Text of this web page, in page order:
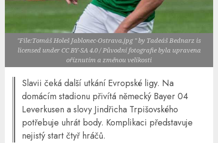
"File:Tomáš Holeš Jablonec-Ostrava.jpg " by Tadeáš Bednarz is
licensed under CC BY-SA 4.0 / Původní fotografie byla upravena
oříznutím a změnou velikosti
Slavii čeká další utkání Evropské ligy. Na
domácím stadionu přivítá německý Bayer 04
Leverkusen a slovy Jindřicha Trpišovského
potřebuje uhrát body. Komplikaci představuje
nejistý start čtyř hráčů.